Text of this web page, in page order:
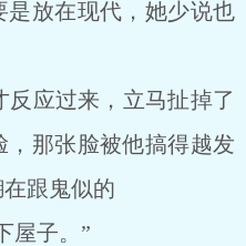
是放在现代，她少说也
应过来，立马扯掉了
那张脸被他搞得越发
跟鬼似的
子。”